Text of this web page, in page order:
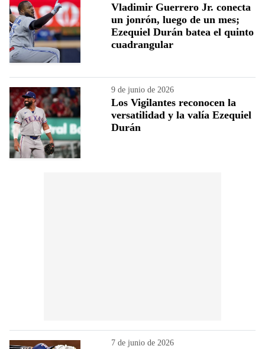
Vladimir Guerrero Jr. conecta
un jonrón, luego de un mes;
Ezequiel Durán batea el quinto
cuadrangular
9 de junio de 2026
Los Vigilantes reconocen la
versatilidad y la valía Ezequiel
Durán
7 de junio de 2026